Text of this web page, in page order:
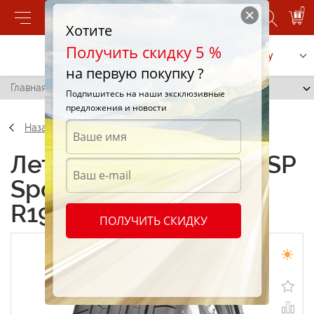
0
Позвонить Заказать услугу
Главная / Dunlop SP Sport Maxx GT 245/40 R19 98Y
Назад
Летние шины Dunlop SP
Sport Maxx GT 245/40
R19 98Y
Хотите
Получить скидку 5 %
на первую покупку ?
Подпишитесь на наши эксклюзивные
предложения и новости
ПОЛУЧИТЬ СКИДКУ